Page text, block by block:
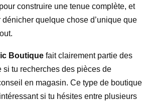
construire une tenue complète, et
dénicher quelque chose d’unique que
Boutique fait clairement partie des
si tu recherches des pièces de
en magasin. Ce type de boutique
si tu hésites entre plusieurs